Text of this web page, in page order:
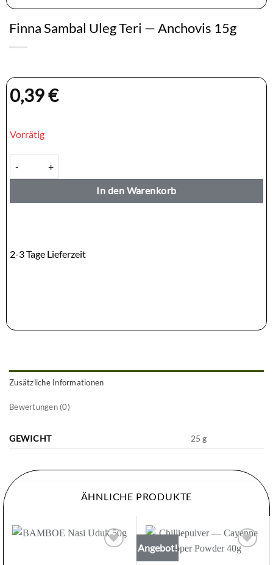
hinzufügen
Finna Sambal Uleg Teri — Anchovis 15g
0,39€
Vorrätig
In den Warenkorb
2-3 Tage Lieferzeit
Zusätzliche Informationen
Bewertungen (0)
GEWICHT 25 g
ÄHNLICHE PRODUKTE
Angebot!
Zur